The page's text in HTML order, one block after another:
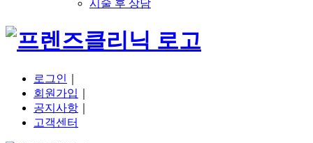
시술 후 상담
로그인
회원가입
공지사항
고객센터